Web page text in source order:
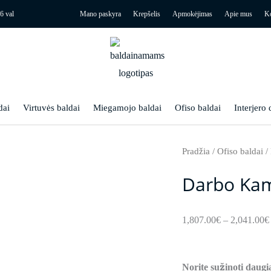
val Mano paskyra Krepšelis Apmokėjimas Apie mus
Virtuvės baldai Miegamojo baldai Ofiso baldai Interjero
Pradžia / Ofiso baldai /
Darbo
1,807.00€ – 2,041.00€
Norite sužinoti